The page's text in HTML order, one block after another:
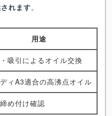
れます。
用途
吸引によるオイル交換
ィA3適合の高沸点オイル
め付け確認